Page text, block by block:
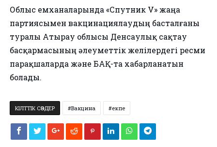
Облыс емханаларында «Спутник V» жаңа
партиясымен вакцинациялаудың басталғаны
туралы Атырау облысы Денсаулық сақтау
басқармасының әлеуметтік желілердегі ресми
парақшаларда және БАҚ-та хабарланатын
болады.
КІЛТТІК СӨЗДЕР Вакцина екпе